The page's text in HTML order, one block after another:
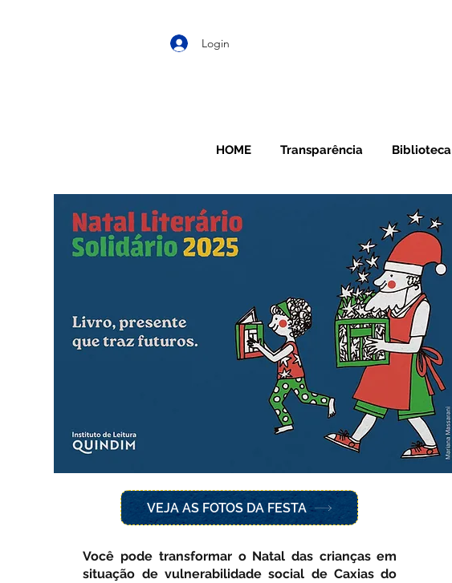
Login
HOME Transparência Biblioteca
VEJA AS FOTOS DA FESTA
Você pode transformar o Natal das crianças em
situação de vulnerabilidade social de Caxias do